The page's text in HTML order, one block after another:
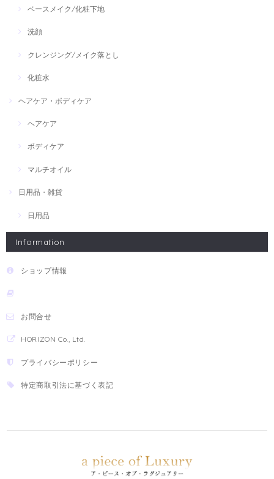
ベースメイク/化粧下地
洗顔
クレンジング/メイク落とし
化粧水
ヘアケア・ボディケア
ヘアケア
ボディケア
マルチオイル
日用品・雑貨
日用品
Information
ショップ情報
お問合せ
HORIZON Co., Ltd.
プライバシーポリシー
特定商取引法に基づく表記